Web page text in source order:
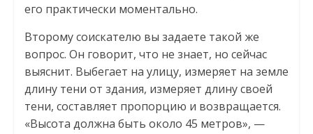
его практически моментально.
Второму соискателю вы задаете такой же
вопрос. Он говорит, что не знает, но сейчас
выяснит. Выбегает на улицу, измеряет на земле
длину тени от здания, измеряет длину своей
тени, составляет пропорцию и возвращается.
«Высота должна быть около 45 метров», —